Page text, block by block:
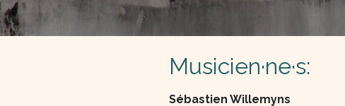
Musicien·ne·s:
Sébastien Willemyns